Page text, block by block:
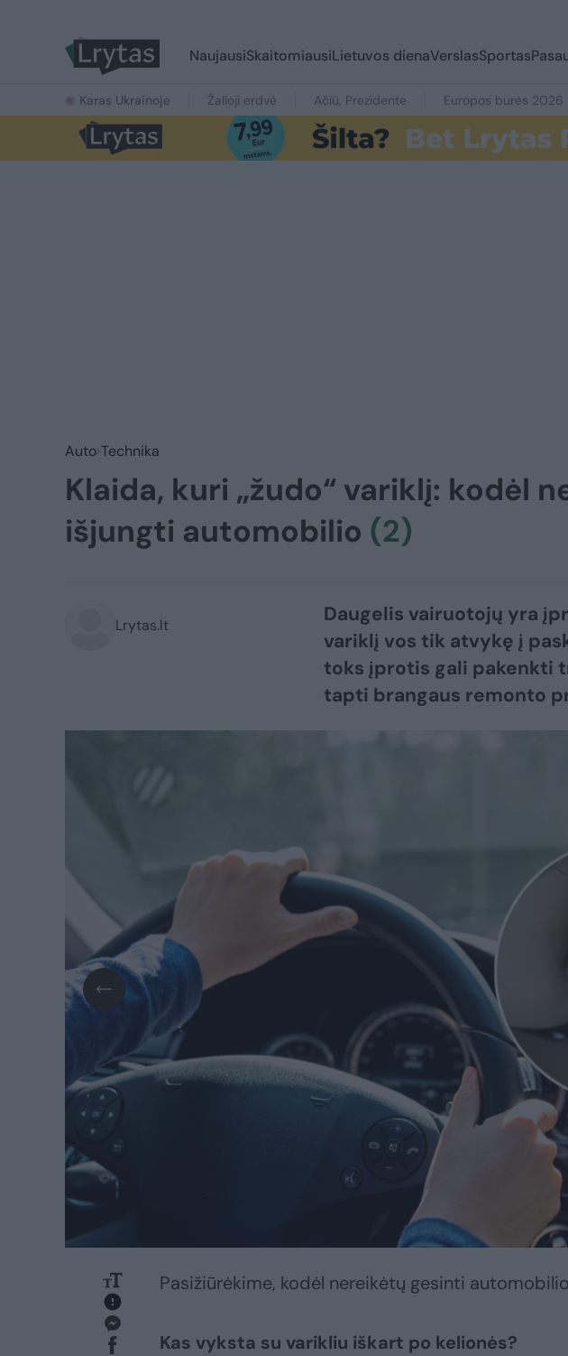
NaujausiSkaitomiausiLietuvos dienaVerslasSportas
Karas Ukrainoje Žalioji erdvė Ačiū, Prezidente Europos burės 2026
Auto Technika
Klaida, kuri „žudo“ variklį: kodėl
išjungti automobilio (2)
Lrytas.lt
Daugelis vairuotojų yra
variklį vos tik atvykę į
toks įprotis gali pakenkti
tapti brangaus remonto
Pasižiūrėkime, kodėl nereikėtų gesinti
Kas vyksta su varikliu iškart po kelionės?